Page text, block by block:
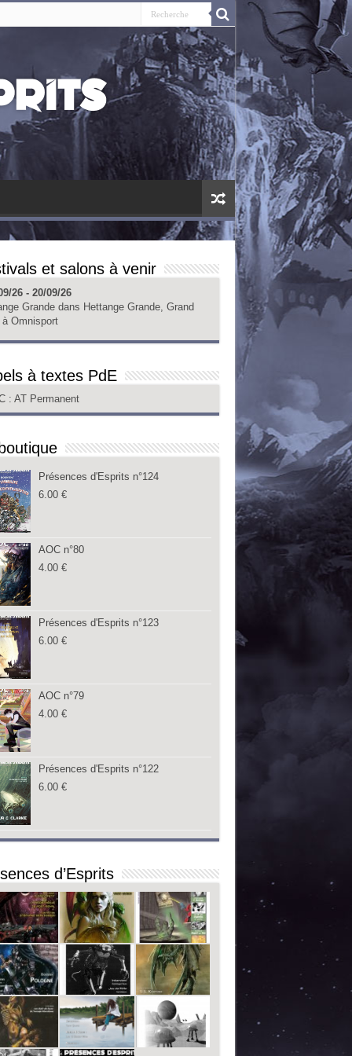
et salons à venir
26 - 20/09/26
Grande dans Hettange Grande, Grand
à Omnisport
à textes PdE
: AT Permanent
Présences d'Esprits n°124
6.00 €
AOC n°80
4.00 €
Présences d'Esprits n°123
6.00 €
AOC n°79
4.00 €
Présences d'Esprits n°122
6.00 €
d’Esprits